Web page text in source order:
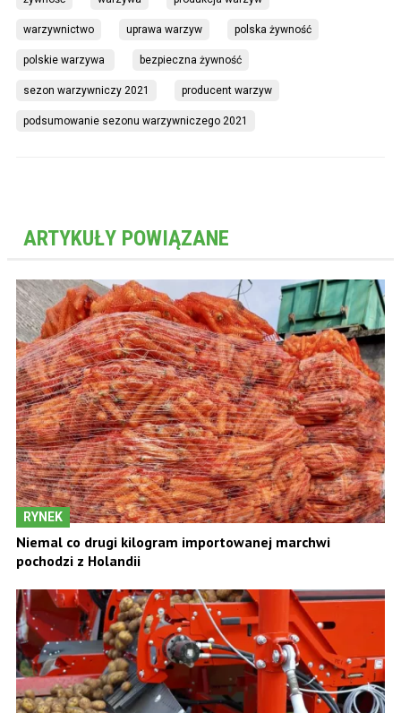
warzywnictwo uprawa warzyw polska żywność
polskie warzywa bezpieczna żywność
sezon warzywniczy 2021 producent warzyw
podsumowanie sezonu warzywniczego 2021
ARTYKUŁY POWIĄZANE
RYNEK
Niemal co drugi kilogram importowanej marchwi
pochodzi z Holandii